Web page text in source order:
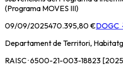
(Programa MOVES III)
09/09/2025470.395,80 €DOGC
Departament de Territori,
RAISC · 6500-21-003-18823